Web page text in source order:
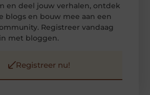
en deel jouw verhalen, ontdek
blogs en bouw mee aan een
Registreer vandaag
met bloggen.
Registreer nu!